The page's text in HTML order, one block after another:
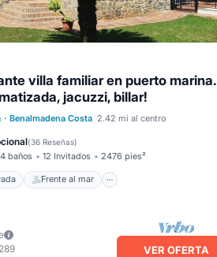
villa familiar en puerto marina.
jacuzzi, billar!
· Benalmadena Costa 2.42 mi al centro
(36 Reseñas)
4 baños 12 Invitados 2476 pies²
Frente al mar
privada
Frente al mar
de hidromasaje
Calefacción
VER OFERTA